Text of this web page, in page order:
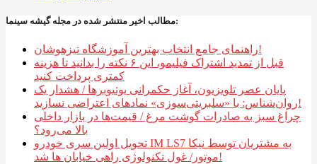
مطالب اخیر منتشر شده در مجله گیشه سینما:
راهنمای جامع انتخاب بهترین آموزشگاه تیزهوشان!
قبل از تمدید اشتراک فیلیمو، این ۶ نکته را بدانید تا هزینه
کمتری پرداخت کنید
پایان عصر تلویزیون، آغاز حکمرانی یوتیوبرها / هشدار یک
روان‌شناس: با «سلبریتی‌سوزی» نمادهای اعتراضی نسازید!
چراغ سبز به صادرات گوشت مرغ / قیمت‌ها در بازار داخلی
بالا می‌رود؟
تحویل اولین سری خودرو IM LS7 به مشتریان توسط نیکا
موتور/ غول تکنولوژی راهی خیابان ها شد!